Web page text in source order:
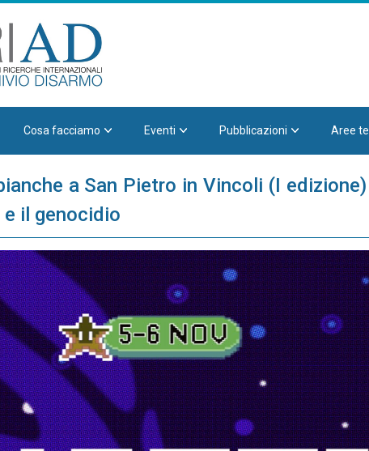
Cosa facciamo Eventi Pubblicazioni Aree
a San Pietro in Vincoli (I
il genocidio